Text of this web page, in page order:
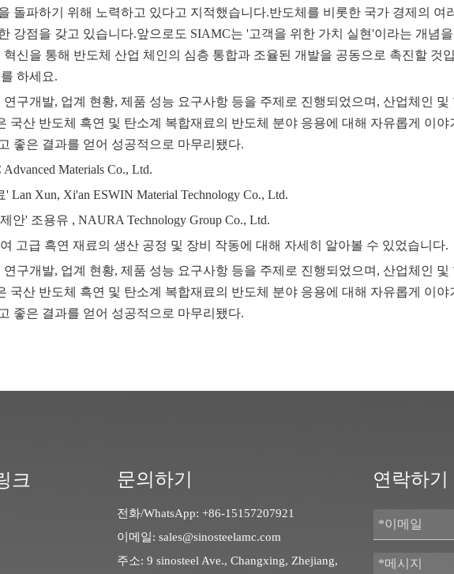
돌파하기 위해 노력하고 있다고 지적했습니다.반도체를 비롯한 국가 경제의 여
강점을 갖고 있습니다.앞으로도 SIAMC는 '고객을 위한 가치 실현'이라는 개념
신을 통해 반도체 산업 체인의 심층 통합과 조율된 개발을 공동으로 촉진할 것
하세요.
구개발, 업계 현황, 제품 성능 요구사항 등을 주제로 진행되었으며, 산업체인
국산 반도체 흑연 및 탄소계 복합재료의 반도체 분야 응용에 대해 자유롭게 이
좋은 결과를 얻어 성공적으로 마무리됐다.
Materials Co., Ltd.
Xun, Xi'an ESWIN Material Technology Co., Ltd.
' 조용유 , NAURA Technology Group Co., Ltd.
고급 흑연 재료의 생산 공정 및 장비 작동에 대해 자세히 알아볼 수 있었습니다.
구개발, 업계 현황, 제품 성능 요구사항 등을 주제로 진행되었으며, 산업체인
국산 반도체 흑연 및 탄소계 복합재료의 반도체 분야 응용에 대해 자유롭게 이
좋은 결과를 얻어 성공적으로 마무리됐다.
크 문의하기
전화/WhatsApp: +86-15157207921
이메일: sales@sinosteelamc.com
주소: 9 sinosteel Ave., Changxing, Zhejiang,
연락하기